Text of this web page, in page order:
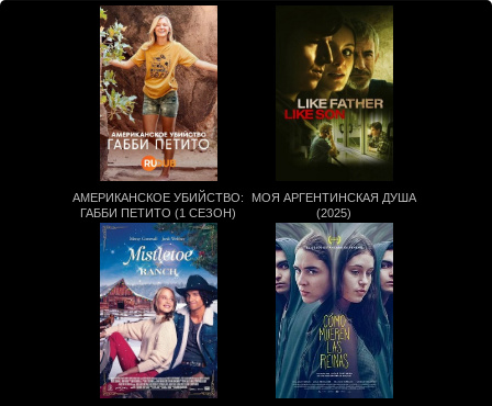
АМЕРИКАНСКОЕ УБИЙСТВО:
ГАББИ ПЕТИТО (1 СЕЗОН)
МОЯ АРГЕНТИНСКАЯ ДУША
(2025)